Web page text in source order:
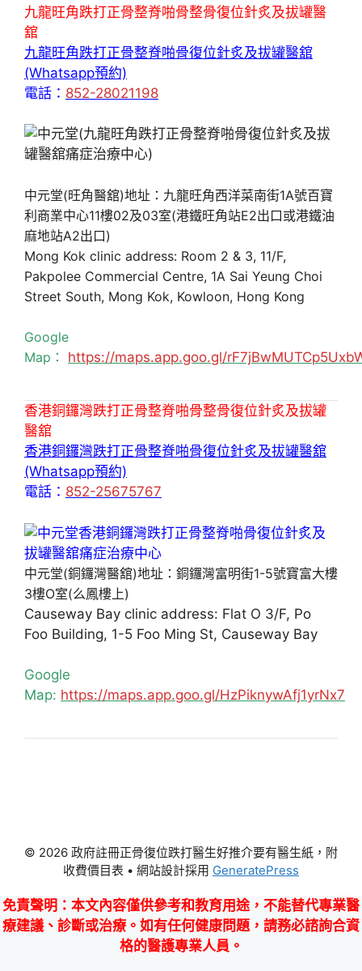
九龍旺角跌打正骨整脊啪骨整骨復位針炙及拔罐醫
舘
九龍旺角跌打正骨整脊啪骨復位針炙及拔罐醫舘
(Whatsapp預約)
電話： 852-28021198
中元堂(旺角醫舘)地址：九龍旺角西洋菜南街1A號百寶
利商業中心11樓02及03室(港鐵旺角站E2出口或港鐵油
麻地站A2出口)
Mong Kok clinic address: Room 2 & 3, 11/F,
Pakpolee Commercial Centre, 1A Sai Yeung Choi
Street South, Mong Kok, Kowloon, Hong Kong
Google
Map： https://maps.app.goo.gl/
香港銅鑼灣跌打正骨整脊啪骨整骨復位針炙及拔罐
醫舘
香港銅鑼灣跌打正骨整脊啪骨復位針炙及拔罐醫舘
(Whatsapp預約)
電話： 852-25675767
中元堂(銅鑼灣醫舘)地址：銅鑼灣富明街1-5號寶富大樓
3樓O室(么鳳樓上)
Causeway Bay clinic address: Flat O 3/F, Po
Foo Building, 1-5 Foo Ming St, Causeway Bay
Google
Map: https://maps.app.goo.gl/HzPiknywAfj1yrNx7
© 2026 政府註冊正骨復位跌打醫生好推介要有醫生紙，附
收費價目表 • 網站設計採用 GeneratePress
免責聲明 ：本文內容僅供參考和教育用途，不能替代專業醫
療建議、診斷或治療。如有任何健康問題，請務必諮詢合資
格的醫護專業人員。